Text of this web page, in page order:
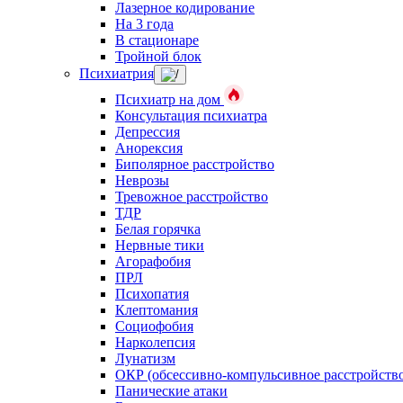
Лазерное кодирование
На 3 года
В стационаре
Тройной блок
Психиатрия
Психиатр на дом
Консультация психиатра
Депрессия
Анорексия
Биполярное расстройство
Неврозы
Тревожное расстройство
ТДР
Белая горячка
Нервные тики
Агорафобия
ПРЛ
Психопатия
Клептомания
Социофобия
Нарколепсия
Лунатизм
ОКР (обсессивно-компульсивное
Панические атаки